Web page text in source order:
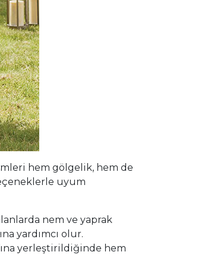
hem gölgelik, hem de
uyum
nem ve yaprak
yardımcı olur.
yerleştirildiğinde hem